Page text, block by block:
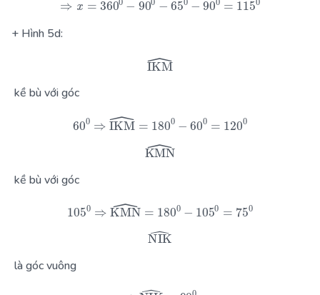
⇒x = 3600 900 650 900 =115
+ Hình 5d:
IKM^
kề bù với góc
600 ⇒IKM^ =1800−600= 120
KMN^
kề bù với góc
1050 ⇒KMN^ =1800− 105 0=75
NIK^
là góc vuông